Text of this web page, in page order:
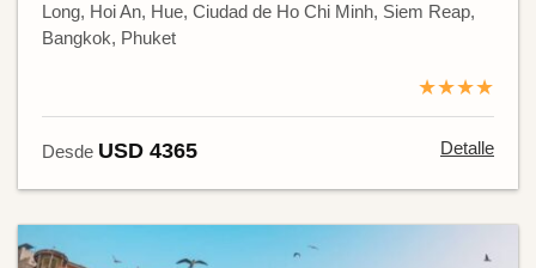
Long, Hoi An, Hue, Ciudad de Ho Chi Minh, Siem Reap,
Bangkok, Phuket
★★★★
Desde USD 4365 Detalle